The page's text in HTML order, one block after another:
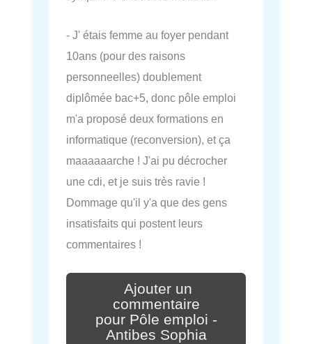
- J' étais femme au foyer pendant
10ans (pour des raisons
personneelles) doublement
diplômée bac+5, donc pôle emploi
m'a proposé deux formations en
informatique (reconversion), et ça
maaaaaarche ! J'ai pu décrocher
une cdi, et je suis très ravie !
Dommage qu'il y'a que des gens
insatisfaits qui postent leurs
commentaires !
Ajouter un
commentaire
pour Pôle emploi -
Antibes Sophia